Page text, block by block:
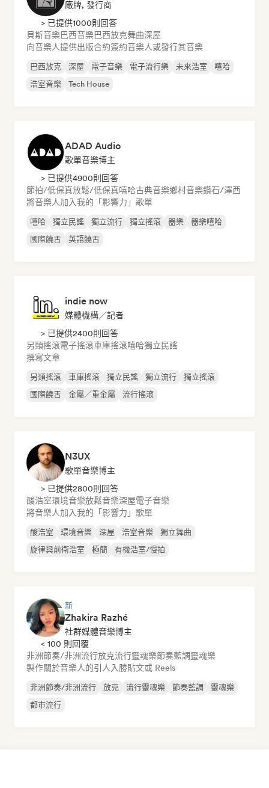
廠牌, 發行商
> 已提供1000則回答
貝斯音樂巴西音樂巴西放克舞曲深屋
向音樂人提供出版合約簽約音樂人或發行其音樂
巴西放克 深屋 電子音樂 電子流行樂 未來浩室
嘻哈
浩室音樂
Tech House
ADAD Audio
歌單音樂博主
> 已提供4900則回答
節拍/低保真放鬆/低保真嘻哈古典音樂鄉村音樂鑽石/澤西
將音樂人加入我的「影響力」歌單
嘻哈 獨立民謠 獨立流行 獨立搖滾 器樂
器樂嘻哈
國際饒舌
英語饒舌
indie now
媒體機構／記者
> 已提供2400則回答
另類搖滾電子搖滾車庫搖滾嘻哈獨立民謠
撰寫文章
另類搖滾 車庫搖滾 獨立民謠 獨立流行
獨立搖滾
國際饒舌
金屬／重金屬 流行搖滾
N3UX
歌單音樂博主
> 已提供2800則回答
酸浩室環境音樂放鬆音樂深屋電子音樂
將音樂人加入我的「影響力」歌單
酸浩室 環境音樂 深屋 浩室音樂
獨立舞曲
旋律與前衛浩室
極簡 有機浩室/慢拍
新
Zhakira Razhé
社群媒體音樂博主
< 100 則回覆
非洲節奏/非洲流行放克流行靈魂樂節奏藍調靈魂樂
製作關於音樂人的引人入勝貼文或 Reels
非洲節奏/非洲流行 放克 流行靈魂樂 節奏藍調
靈魂樂
都市流行